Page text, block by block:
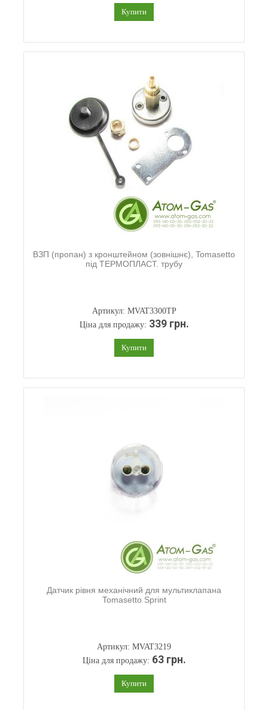
Купити
ВЗП (пропан) з кронштейном (зовнішнє), Tomasetto
під ТЕРМОПЛАСТ. трубу
Артикул: MVAT3300TP
Ціна для продажу: 339 грн.
Купити
Датчик рівня механічний для мультиклапана
Tomasetto Sprint
Артикул: MVAT3219
Ціна для продажу: 63 грн.
Купити